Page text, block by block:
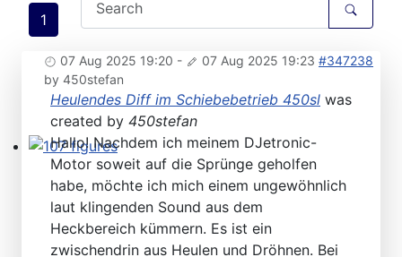
107 figures
1
07 Aug 2025 19:20 - 07 Aug 2025 19:23 #347238
by 450stefan
Heulendes Diff im Schiebebetrieb 450sl was
created by 450stefan
Hallo! Nachdem ich meinem DJetronic-
Motor soweit auf die Sprünge geholfen
habe, möchte ich mich einem ungewöhnlich
laut klingenden Sound aus dem
Heckbereich kümmern. Es ist ein
zwischendrin aus Heulen und Dröhnen. Bei